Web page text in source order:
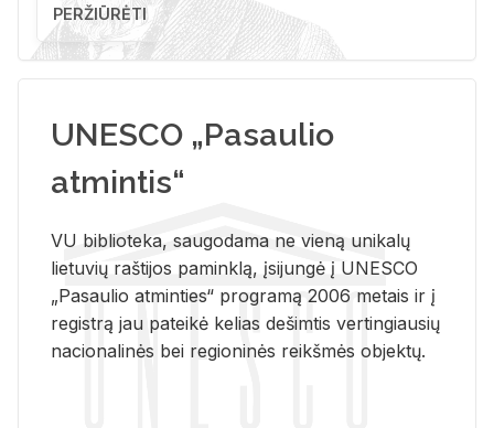
PERŽIŪRĖTI
UNESCO „Pasaulio
atmintis“
VU biblioteka, saugodama ne vieną unikalų
lietuvių raštijos paminklą, įsijungė į UNESCO
„Pasaulio atminties“ programą 2006 metais ir į
registrą jau pateikė kelias dešimtis vertingiausių
nacionalinės bei regioninės reikšmės objektų.